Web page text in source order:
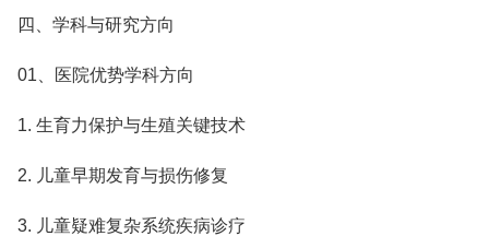
四、学科与研究方向
01、医院优势学科方向
1. 生育力保护与生殖关键技术
2. 儿童早期发育与损伤修复
3. 儿童疑难复杂系统疾病诊疗